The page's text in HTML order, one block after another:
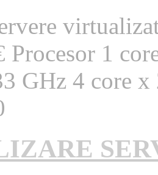
Procesor 1
GHz 4 core